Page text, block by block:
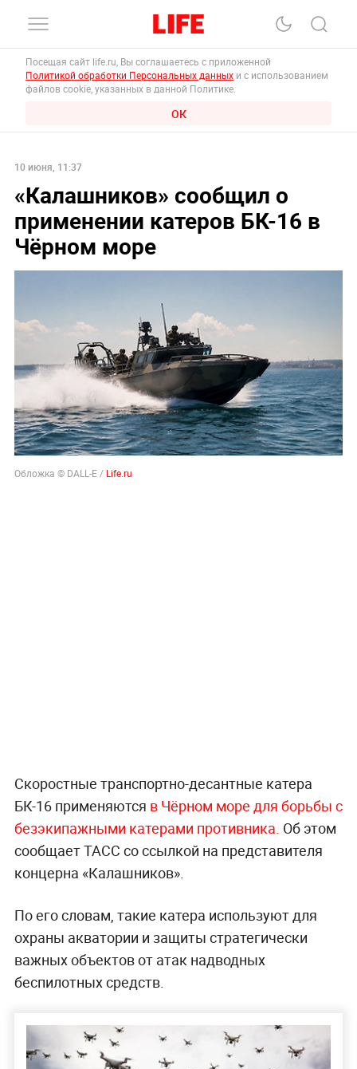
Посещая сайт life.ru, Вы соглашаетесь с приложенной
Политикой обработки Персональных данных и с использованием
файлов cookie, указанных в данной Политике.
ОК
10 июня, 11:37
«Калашников» сообщил о
применении катеров БК-16 в
Чёрном море
Обложка © DALL-E / Life.ru
Скоростные транспортно-десантные катера
БК-16 применяются в Чёрном море для борьбы с
безэкипажными катерами противника. Об этом
сообщает ТАСС со ссылкой на представителя
концерна «Калашников».
По его словам, такие катера используют для
охраны акватории и защиты стратегически
важных объектов от атак надводных
беспилотных средств.